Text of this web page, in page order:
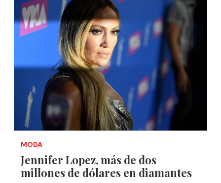
MODA
Jennifer Lopez, más de dos
millones de dólares en diamantes